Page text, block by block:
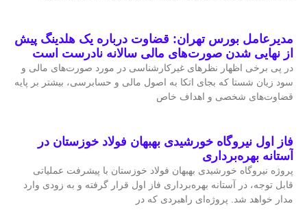
مدیرعامل بورس تهران: قضاوت درباره یک هلدینگ پیش
از نهایی شدن صورت‌های مالی سالانه نادرست است
در پی برخی اظهار نظرهای غیرکارشناسی در مورد صورت‌های مالی و
سود زیان شستا که بجای اتکا به اصول مالی و حسابرسی، بیشتر بر پایه
قضاوت‌‌های شخصی و اهداف خاص
فاز اول نیروگاه خورشیدی بهبهان فولاد خوزستان در
آستانه بهره‌برداری
پروژه نیروگاه خورشیدی بهبهان فولاد خوزستان با پیشرفت عملیاتی
قابل‌ توجه، در آستانه بهره‌برداری فاز اول قرار گرفته و به‌ زودی وارد
مدار خواهد شد. پروژه‌ای راهبردی که در